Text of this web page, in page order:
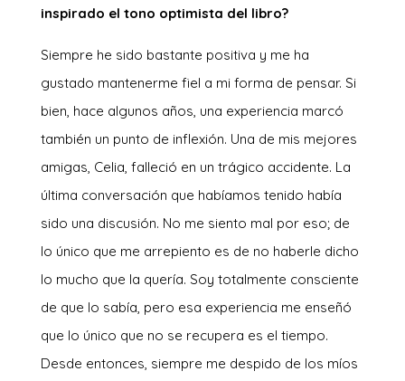
inspirado el tono optimista del libro?
Siempre he sido bastante positiva y me ha
gustado mantenerme fiel a mi forma de pensar. Si
bien, hace algunos años, una experiencia marcó
también un punto de inflexión. Una de mis mejores
amigas, Celia, falleció en un trágico accidente. La
última conversación que habíamos tenido había
sido una discusión. No me siento mal por eso; de
lo único que me arrepiento es de no haberle dicho
lo mucho que la quería. Soy totalmente consciente
de que lo sabía, pero esa experiencia me enseñó
que lo único que no se recupera es el tiempo.
Desde entonces, siempre me despido de los míos